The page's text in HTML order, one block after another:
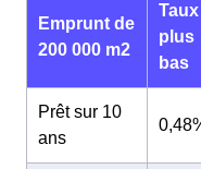
Emprunt de
200 000 m2
plus
bas
Prêt sur 10
ans